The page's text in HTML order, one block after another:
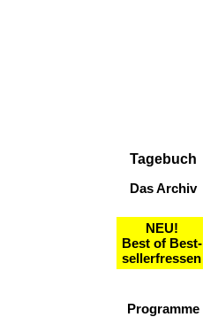
Tagebuch
Das Archiv
NEU!
Best of Best-
sellerfressen
Programme